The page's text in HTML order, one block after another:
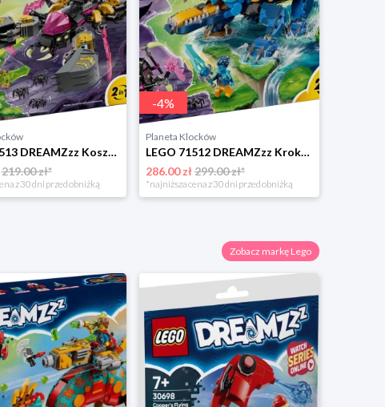
LEGO 71513 DREAMZzz Koszmarna skorpionowa koparka Lego
219.00 zł*
z 30 dni przed obniżką
-4%
Planeta Klocków
LEGO 71512 DREAMZzz Krokodylołódź podwodna Lego
286.00 zł299.00 zł*
*najniższa cena z 30 dni przed obniżką
Zobacz markę Lego